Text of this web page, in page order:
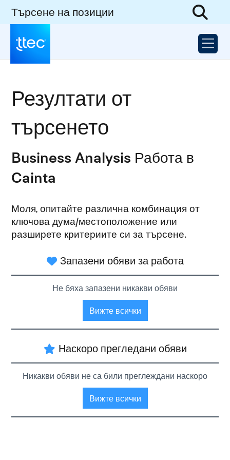
Търсене на позиции
Резултати от
търсенето
Business Analysis Работа в
Cainta
Моля, опитайте различна комбинация от
ключова дума/местоположение или
разширете критериите си за търсене.
Запазени обяви за работа
Не бяха запазени никакви обяви
Вижте всички
Наскоро прегледани обяви
Никакви обяви не са били преглеждани наскоро
Вижте всички